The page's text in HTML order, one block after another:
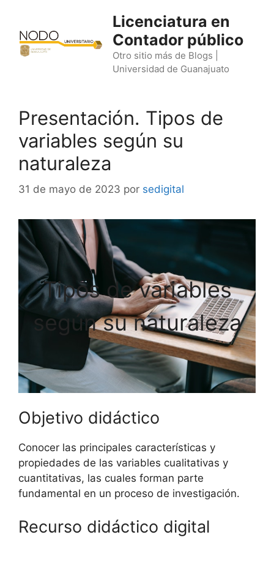
contenido
Licenciatura en
Contador público
Otro sitio más de Blogs |
Universidad de Guanajuato
Presentación. Tipos de
variables según su
naturaleza
31 de mayo de 2023 por sedigital
Tipos de variables
según su naturaleza
Objetivo didáctico
Conocer las principales características y
propiedades de las variables cualitativas y
cuantitativas, las cuales forman parte
fundamental en un proceso de investigación.
Recurso didáctico digital